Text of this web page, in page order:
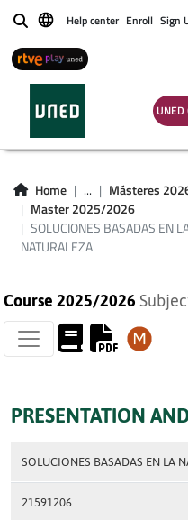
BuscarHelp center Enroll Sign
UNED
Home ...
Másteres
Master 2025/2026
SOLUCIONES BASADAS EN
NATURALEZA
Course 2025/2026
PRESENTATION
SOLUCIONES BASADAS EN LA
21591206